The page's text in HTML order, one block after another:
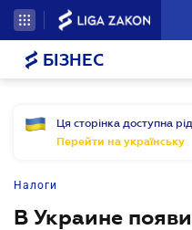
БІЗНЕС
Ця сторінка доступна
Перейти на українську
Налоги
В Украине